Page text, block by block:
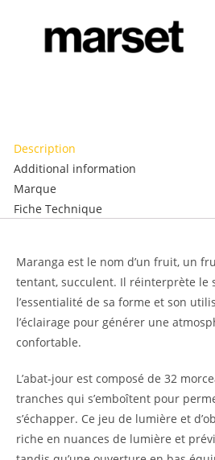
Description
Additional information
Marque
Fiche Technique
Maranga est le nom d’un fruit, un
tentant, succulent. Il réinterprète le
l’essentialité de sa forme et son
l’éclairage pour générer une
confortable.
L’abat-jour est composé de 32
tranches qui s’emboîtent pour
s’échapper. Ce jeu de lumière et
riche en nuances de lumière et